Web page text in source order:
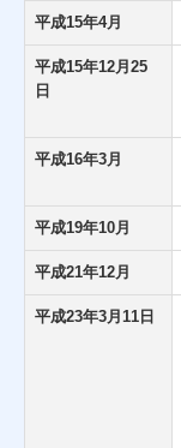
平成15年4月
平成15年12月25
日
平成16年3月
平成19年10月
平成21年12月
平成23年3月11日